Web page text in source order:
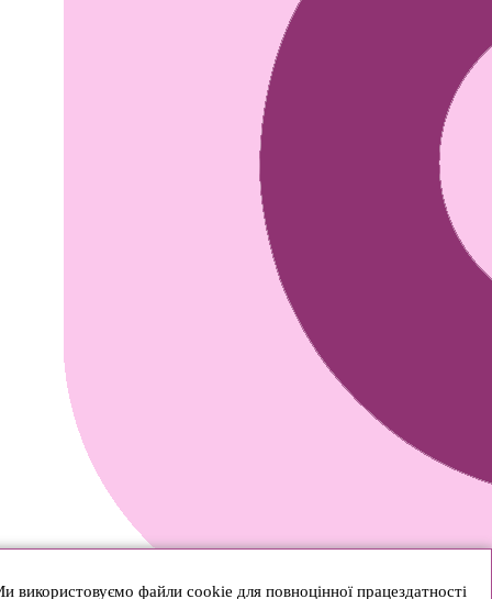
використовуємо файли cookie для повноцінної працездатності